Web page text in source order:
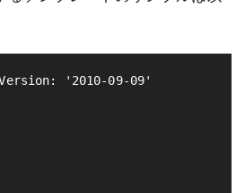
'2010-09-09'